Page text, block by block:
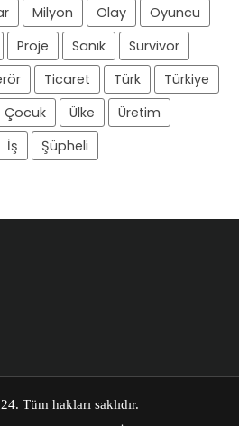
Milyon Olay
Oyuncu
Proje Sanık
Survivor
Ticaret Türk
Türkiye
Çocuk Ülke
Üretim
İş Şüpheli
Tüm hakları saklıdır.